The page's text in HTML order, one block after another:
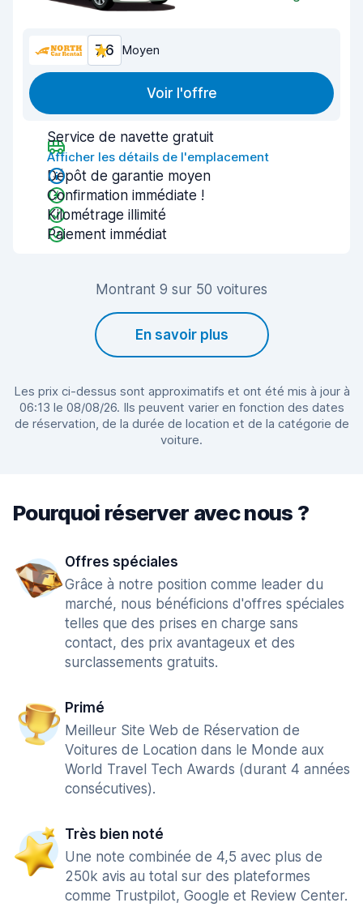
7,6 Moyen
Voir l'offre
Service de navette gratuit
Afficher les détails de l'emplacement
Dépôt de garantie moyen
Confirmation immédiate !
Kilométrage illimité
Paiement immédiat
Montrant 9 sur 50 voitures
En savoir plus
Les prix ci-dessus sont approximatifs et ont été mis à jour à
06:13 le 08/08/26. Ils peuvent varier en fonction des dates
de réservation, de la durée de location et de la catégorie de
voiture.
Pourquoi réserver avec nous ?
Offres spéciales
Grâce à notre position comme leader du
marché, nous bénéficions d'offres spéciales
telles que des prises en charge sans
contact, des prix avantageux et des
surclassements gratuits.
Primé
Meilleur Site Web de Réservation de
Voitures de Location dans le Monde aux
World Travel Tech Awards (durant 4 années
consécutives).
Très bien noté
Une note combinée de 4,5 avec plus de
250k avis au total sur des plateformes
comme Trustpilot, Google et Review Center.